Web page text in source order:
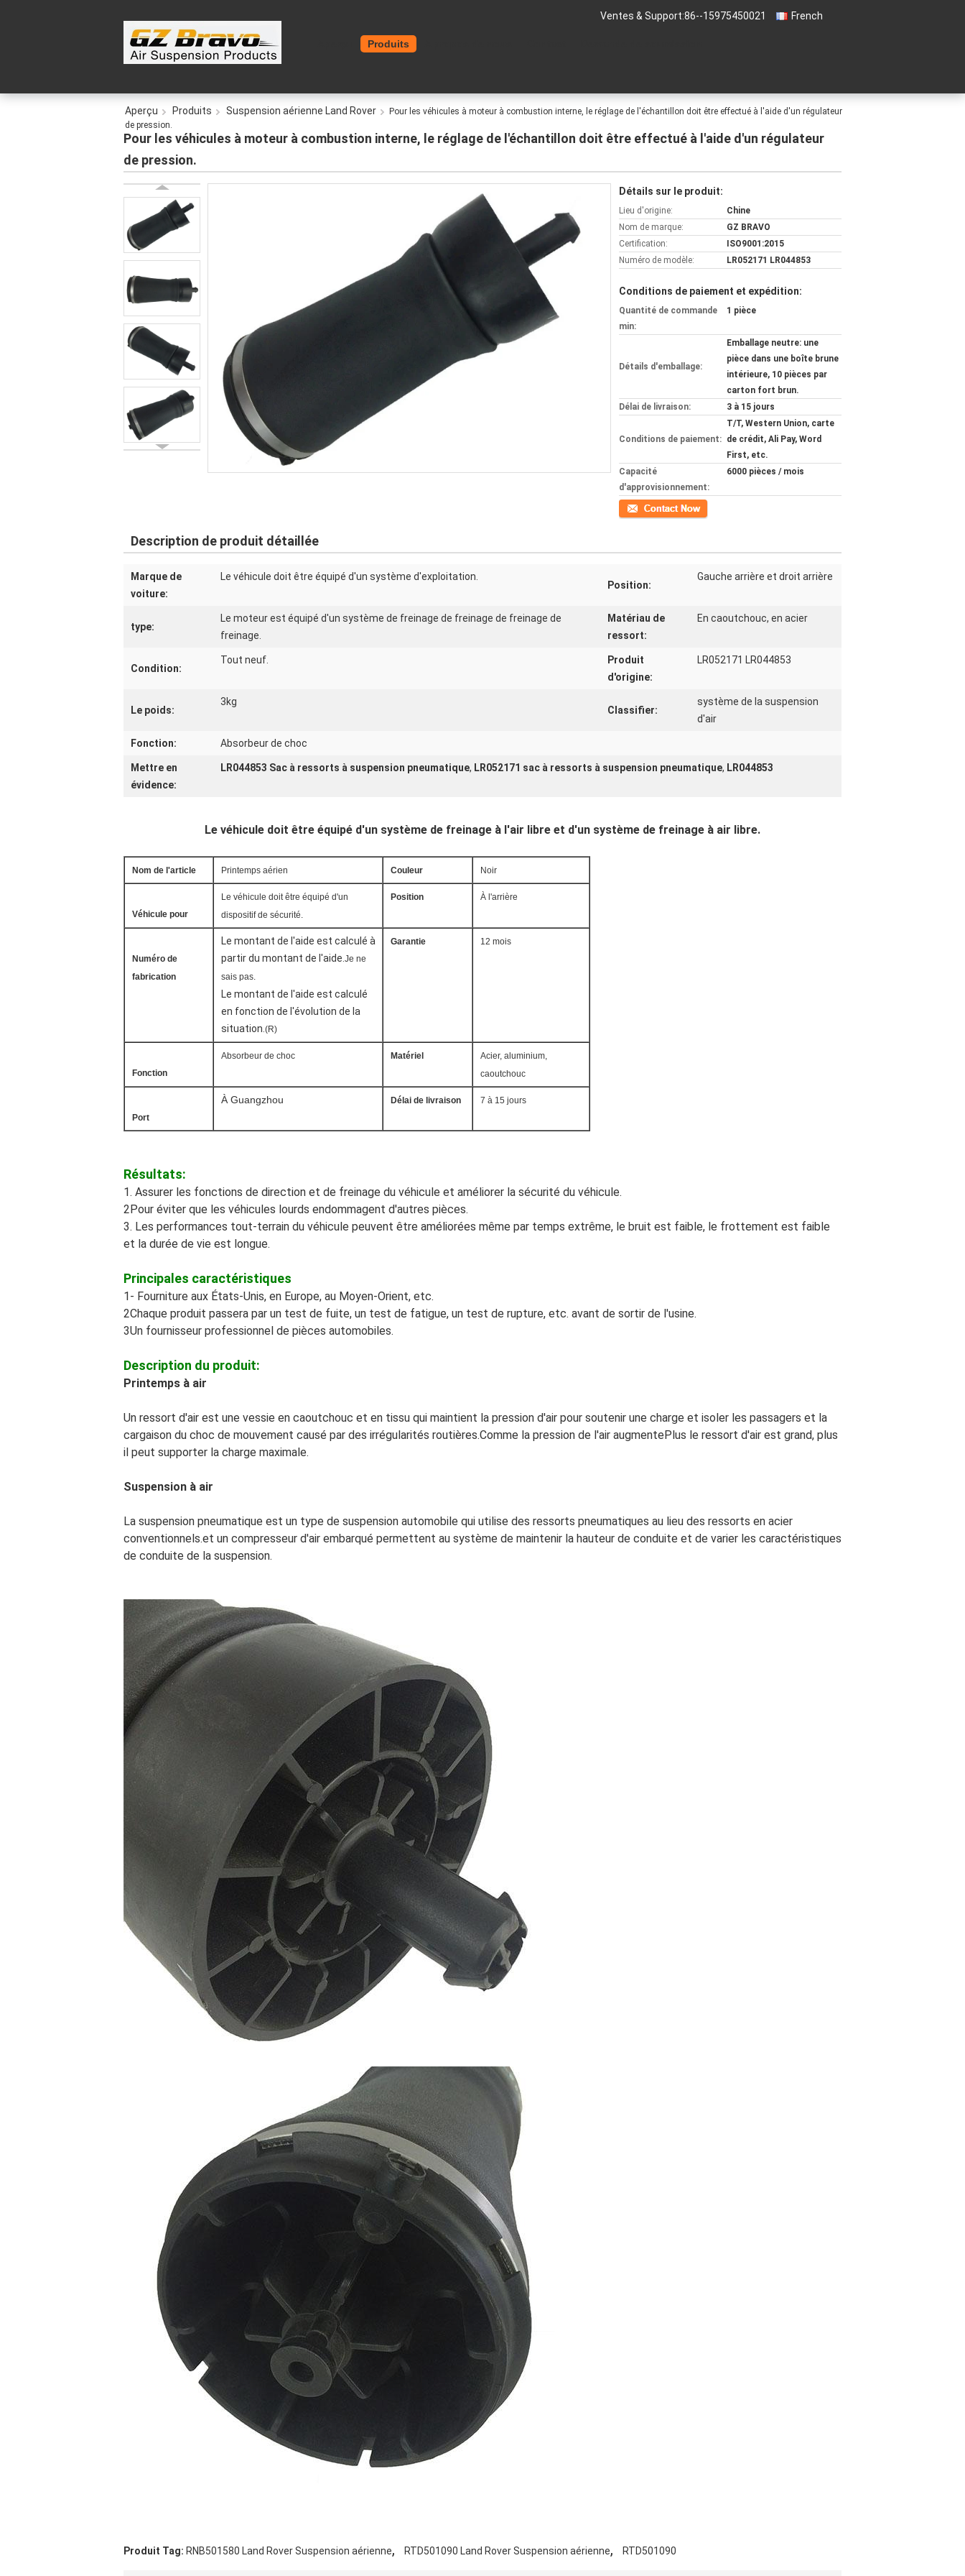
French
Ventes & Support:86--15975450021
Produits
Aperçu Produits Suspension aérienne Land Rover
Pour les véhicules à moteur à combustion interne, le réglage de l'échantillon doit être effectué à l'aide d'un régulateur
de pression.
Pour les véhicules à moteur à combustion interne, le réglage de l'échantillon doit être effectué à l'aide d'un régulateur
de pression.
Détails sur le produit:
Lieu d'origine:
Chine
Nom de marque:
GZ BRAVO
Certification:
ISO9001:2015
Numéro de modèle:
LR052171 LR044853
Conditions de paiement et expédition:
Quantité de commande
min:
1 pièce
Détails d'emballage:
Emballage neutre: une
pièce dans une boîte brune
intérieure, 10 pièces par
carton fort brun.
Délai de livraison:
3 à 15 jours
Conditions de paiement:
T/T, Western Union, carte
de crédit, Ali Pay, Word
First, etc.
Capacité
d'approvisionnement:
6000 pièces / mois
Contact
Description de produit détaillée
Marque de
voiture:
Le véhicule doit être équipé d'un système d'exploitation.
Position:
Gauche arrière et droit arrière
type:
Le moteur est équipé d'un système de freinage de freinage de freinage de
freinage.
Matériau de
ressort:
En caoutchouc, en acier
Condition:
Tout neuf.
Produit
d'origine:
LR052171 LR044853
Le poids:
3kg
Classifier:
système de la suspension
d'air
Fonction: Absorbeur de choc
Mettre en
évidence:
LR044853 Sac à ressorts à suspension pneumatique, LR052171 sac à ressorts à suspension pneumatique, LR044853
Le véhicule doit être équipé d'un système de freinage à l'air libre et d'un système de freinage à air libre.
Nom de l'article Printemps aérien Couleur Noir
Véhicule pour
Le véhicule doit être équipé d'un
dispositif de sécurité.
Position À l'arrière
Numéro de
fabrication
Le montant de l'aide est calculé à
partir du montant de l'aide. Je ne
sais pas.
Le montant de l'aide est calculé
en fonction de l'évolution de la
situation. (R)
Garantie 12 mois
Fonction
Absorbeur de choc Matériel
Acier, aluminium,
caoutchouc
Port
À Guangzhou Délai de livraison 7 à 15 jours
Résultats:
1. Assurer les fonctions de direction et de freinage du véhicule et améliorer la sécurité du véhicule.
2Pour éviter que les véhicules lourds endommagent d'autres pièces.
3. Les performances tout-terrain du véhicule peuvent être améliorées même par temps extrême, le bruit est faible, le frottement est faible
et la durée de vie est longue.
Principales caractéristiques
1- Fourniture aux États-Unis, en Europe, au Moyen-Orient, etc.
2Chaque produit passera par un test de fuite, un test de fatigue, un test de rupture, etc. avant de sortir de l'usine.
3Un fournisseur professionnel de pièces automobiles.
Description du produit:
Printemps à air
Un ressort d'air est une vessie en caoutchouc et en tissu qui maintient la pression d'air pour soutenir une charge et isoler les passagers et la
cargaison du choc de mouvement causé par des irrégularités routières.Comme la pression de l'air augmentePlus le ressort d'air est grand, plus
il peut supporter la charge maximale.
Suspension à air
La suspension pneumatique est un type de suspension automobile qui utilise des ressorts pneumatiques au lieu des ressorts en acier
conventionnels.et un compresseur d'air embarqué permettent au système de maintenir la hauteur de conduite et de varier les caractéristiques
de conduite de la suspension.
Produit Tag: RNB501580 Land Rover Suspension aérienne, RTD501090 Land Rover Suspension aérienne, RTD501090